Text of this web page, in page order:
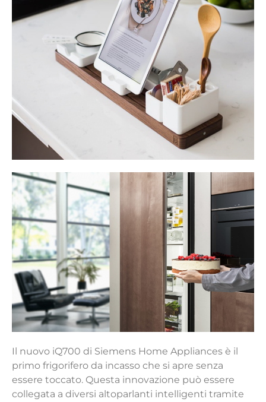
Il nuovo iQ700 di Siemens Home Appliances è il
primo frigorifero da incasso che si apre senza
essere toccato. Questa innovazione può essere
collegata a diversi altoparlanti intelligenti tramite